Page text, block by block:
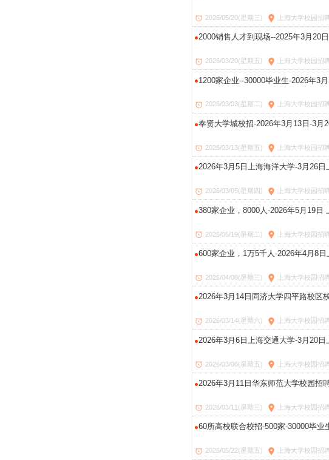
2026/05/20(星期三) 上海大学校园招
2000销售人才到现场--2025年3月20
2026/03/20(星期五) 上海大学校园招
1200家企业--30000毕业生-2026年3
2026/03/03(星期二) 上海大学校园招
奉贤大学城校招-2026年3月13日-3月
2026/03/13(星期五) 上海大学校园招
2026年3月5日上海海洋大学-3月26
2026/03/05(星期四) 上海大学校园招
380家企业，8000人-2026年5月19
2026/05/19(星期二) 上海大学校园招
600家企业，1万5千人-2026年4月8
2026/04/08(星期三) 上海大学校园招
2026年3月14日同济大学四平路校区
2026/03/14(星期六) 上海大学校园招
2026年3月6日上海交通大学-3月20
2026/03/06(星期五) 上海大学校园招
2026年3月11日华东师范大学校园招
2026/03/11(星期三) 上海大学校园招
60所高校联合校招-500家-30000毕
2026/05/22(星期五) 上海大学校园招